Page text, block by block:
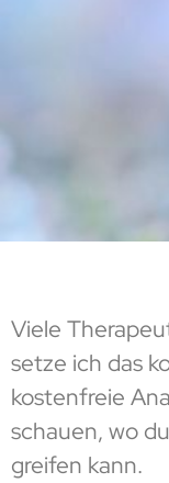
Viele
setze ich das
kostenfreie
schauen, wo
greifen kann.